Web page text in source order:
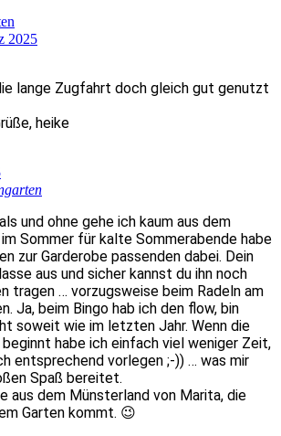
2025
lange Zugfahrt doch gleich gut genutzt
heike
und ohne gehe ich kaum aus dem
Sommer für kalte Sommerabende habe
zur Garderobe passenden dabei. Dein
aus und sicher kannst du ihn noch
tragen … vorzugsweise beim Radeln am
Ja, beim Bingo hab ich den flow, bin
soweit wie im letzten Jahr. Wenn die
beginnt habe ich einfach viel weniger Zeit,
entsprechend vorlegen ;-)) … was mir
Spaß bereitet.
aus dem Münsterland von Marita, die
Garten kommt. 😉